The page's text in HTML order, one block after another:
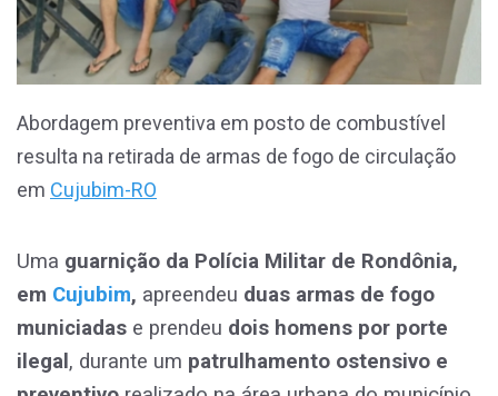
Abordagem preventiva em posto de combustível
resulta na retirada de armas de fogo de circulação
em Cujubim-RO
Uma guarnição da Polícia Militar de Rondônia,
em Cujubim, apreendeu duas armas de fogo
municiadas e prendeu dois homens por porte
ilegal , durante um patrulhamento ostensivo e